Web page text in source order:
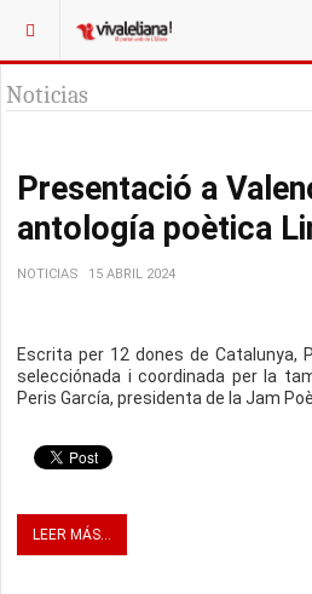
Noticias
Presentació a
antología poètica
NOTICIAS 15 ABRIL 2024
Escrita per 12 dones de Catalunya,
selecciónada i coordinada per la
Peris García, presidenta de la Jam
LEER MÁS...